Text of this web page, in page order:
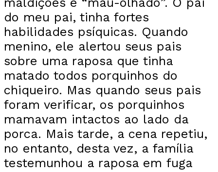
do meu pai, tinha fortes
habilidades psíquicas. Quando
menino, ele alertou seus pais
sobre uma raposa que tinha
matado todos porquinhos do
chiqueiro. Mas quando seus pais
foram verificar, os porquinhos
mamavam intactos ao lado da
porca. Mais tarde, a cena repetiu,
no entanto, desta vez, a família
testemunhou a raposa em fuga